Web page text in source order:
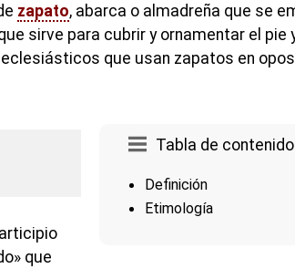
zapato, abarca o almadreña que se
sirve para cubrir y ornamentar el pie
que usan zapatos en
Tabla de contenido
Definición
Etimología
que